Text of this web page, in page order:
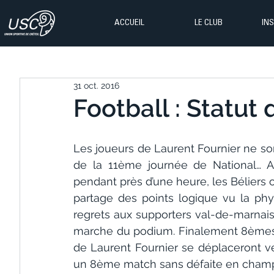
ACCUEIL LE CLUB
Football : Statut
31 oct. 2016
Les joueurs de Laurent Fournier ne
de la 11ème journée de National…
pendant près d’une heure, les
partage des points logique vu la
regrets aux supporters val-de-
marche du podium. Finalement
de Laurent Fournier se déplaceront
un 8ème match sans défaite en